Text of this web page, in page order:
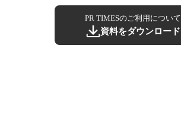
PR TIMESのご利用について
資料をダウンロード